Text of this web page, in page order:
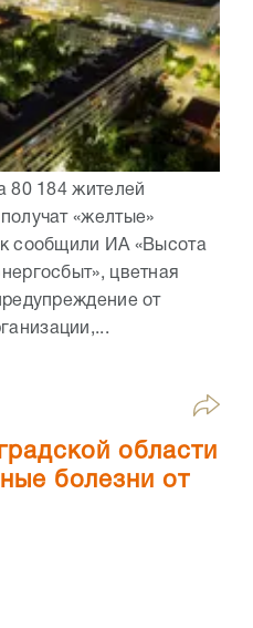
80 184 жителей
«желтые»
сообщили ИА «Высота
цветная
от
области
болезни от